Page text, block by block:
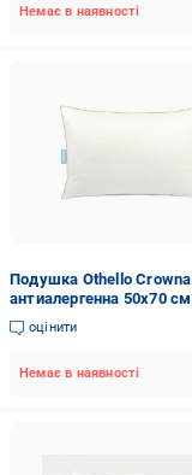
Немає в наявності
Подушка Othello Crowna
антиалергенна 50х70 см
(12856415)
оцінити
Немає в наявності